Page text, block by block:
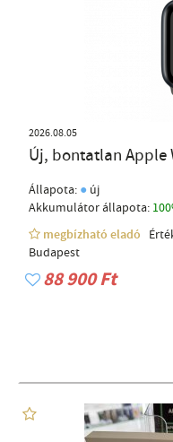
2026.08.05
Új, bontatlan Apple
Állapota: ● új
Akkumulátor állapota:
megbízható eladó
Budapest
88 900 Ft